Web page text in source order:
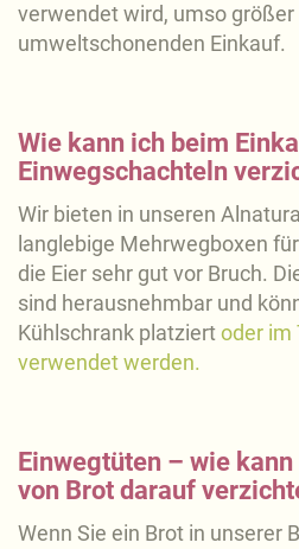
verwendet wird, umso
umweltschonenden Einkauf.
Wie kann ich beim
Einwegschachteln
Wir bieten in unseren
langlebige Mehrwegboxen
die Eier sehr gut vor Bruch.
sind herausnehmbar und
Kühlschrank platziertoder im
verwendet werden.
Einwegtüten – wie
von Brot darauf
Wenn Sie ein Brot in unserer